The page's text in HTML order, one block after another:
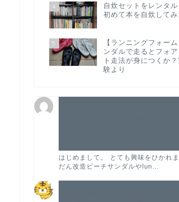
4
自炊セットをレンタル
初めて本を自炊してみ
5
【ランニングフォー
ンダルで走るとフォア
ト走法が身につくか
験より
はじめまして。 とても興味をひかれ
だん改造ビーチサンダルやlun…